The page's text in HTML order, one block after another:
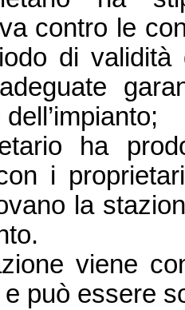
contro le
di validità
ha
i
la
viene
può essere